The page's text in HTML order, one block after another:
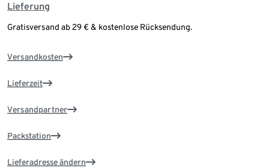
Lieferung
Gratisversand ab 29 € & kostenlose Rücksendung.
Versandkosten
Lieferzeit
Versandpartner
Packstation
Lieferadresse ändern